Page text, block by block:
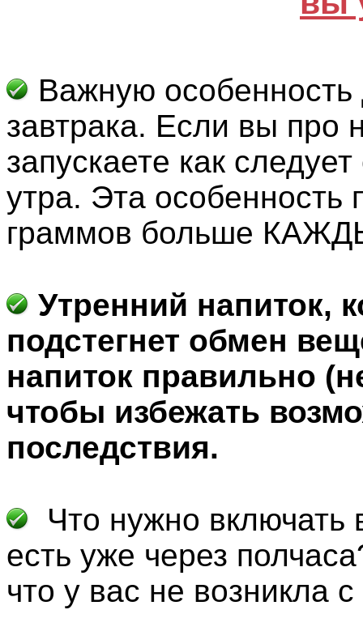
Важную
завтрака. Если вы про
запускаете как
утра. Эта особенность
граммов больше
Утренний напиток,
подстегнет обмен
напиток правильно
чтобы избежать
последствия.
Что нужно включать
есть уже через
что у вас не возникла